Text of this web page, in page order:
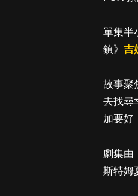
單集半
鎮》 吉
故事聚
去找尋
加要好
劇集由
斯特姆